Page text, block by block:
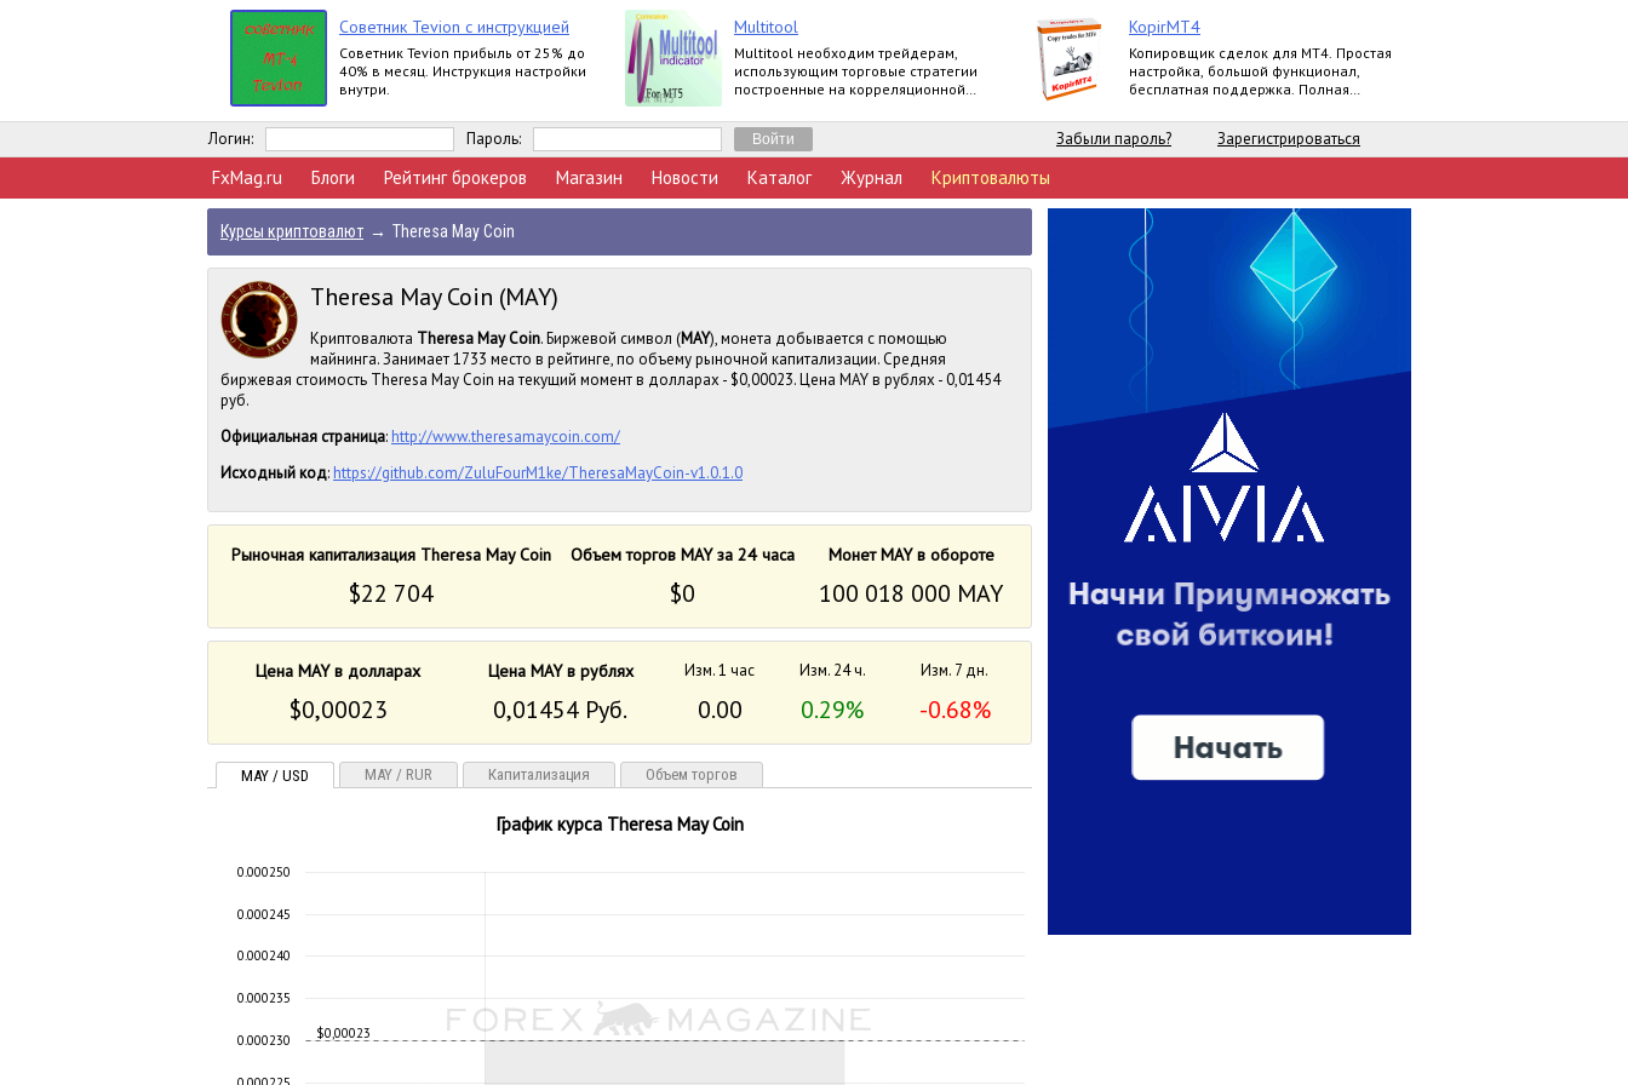
Советник Tevion с инструкцией
Cоветник Tevion прибыль от 25% до
40% в месяц. Инструкция настройки
внутри.
Multitool
Multitool необходим трейдерам,
использующим торговые стратегии
построенные на корреляционной
KopirMT4
Копировщик сделок для МТ4. Простая
настройка, большой функционал,
бесплатная поддержка. Полная
Логин: Пароль: Забыли пароль? Зарегистрироваться
FxMag.ru Блоги Рейтинг брокеров Магазин Новости Каталог Журнал Криптовалюты
Курсы криптовалют → Theresa May Coin
Theresa May Coin (MAY)
Криптовалюта Theresa May Coin. Биржевой символ (MAY), монета добывается с помощью
майнинга. Занимает 1733 место в рейтинге, по объему рыночной капитализации. Средняя
биржевая стоимость Theresa May Coin на текущий момент в долларах - $0,00023. Цена MAY в рублях - 0,01454
руб.
Официальная страница: http://www.theresamaycoin.com/
Исходный код: https://github.com/ZuluFourM1ke/TheresaMayCoin-v1.0.1.0
Рыночная капитализация Theresa May Coin Объем торгов MAY за 24 часа Монет MAY в обороте
$22 704 $0 100 018 000 MAY
Цена MAY в долларах Цена MAY в рублях Изм. 1 час Изм. 24 ч. Изм. 7 дн.
$0,00023 0,01454 Руб. 0.00 0.29% -0.68%
MAY / USD MAY / RUR Капитализация Объем торгов
График курса Theresa May Coin
$0,00023
0.000230
0.000235
0.000240
0.000245
0.000250